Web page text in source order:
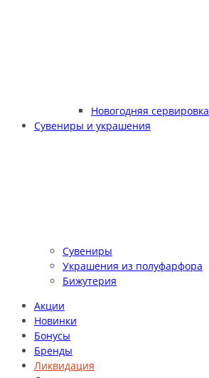
Новогодняя сервировка
Сувениры и украшения
Сувениры
Украшения из полуфарфора
Бижутерия
Акции
Новинки
Бонусы
Бренды
Ликвидация